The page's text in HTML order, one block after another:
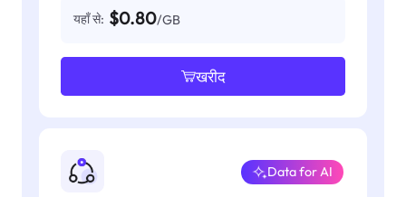
यहाँ से: $0.80/GB
खरीद
Data for AI